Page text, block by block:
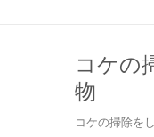
コケの
物
コケの掃除を